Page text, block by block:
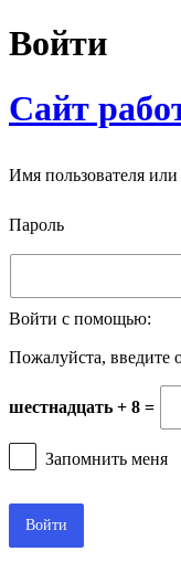
Войти
Сайт
Имя пользователя или
Пароль
Войти с помощью:
Пожалуйста, введите
шестнадцать + 8 =
Запомнить меня